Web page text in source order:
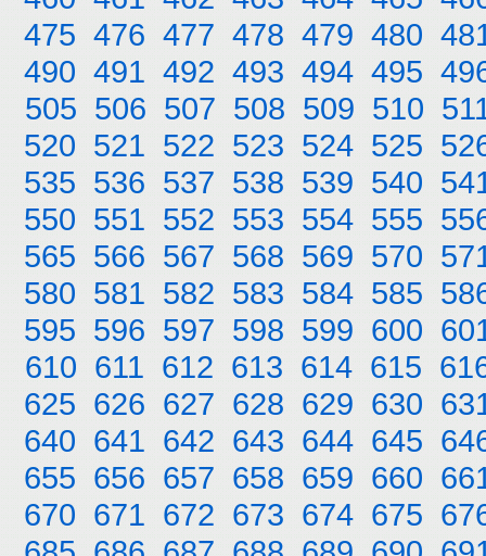
475 476 477 478 479 480
490 491 492 493 494 495
505 506 507 508 509 510
520 521 522 523 524 525
535 536 537 538 539 540
550 551 552 553 554 555
565 566 567 568 569 570
580 581 582 583 584 585
595 596 597 598 599 600
610 611 612 613 614 615
625 626 627 628 629 630
640 641 642 643 644 645
655 656 657 658 659 660
670 671 672 673 674 675